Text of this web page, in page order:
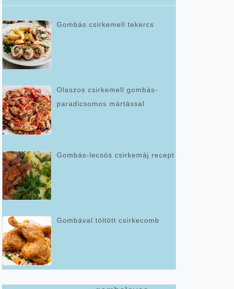
Gombás csirkemell tekercs
Olaszos csirkemell gombás-
paradicsomos mártással
Gombás-lecsós csirkemáj recept
Gombával töltött csirkecomb